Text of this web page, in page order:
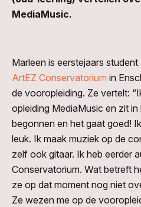
MediaMusic.
Marleen is eerstejaars student
ArtEZ Conservatorium in
de vooropleiding. Ze vertelt:
opleiding MediaMusic en zit in
begonnen en het gaat goed!
leuk. Ik maak muziek op de
zelf ook gitaar. Ik heb eerder
Conservatorium. Wat betreft
ze op dat moment nog niet
Ze wezen me op de